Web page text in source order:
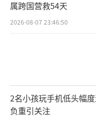
属跨国营救54天
2026-08-07 23:46:50
2名小孩玩手机低头幅
负重引关注